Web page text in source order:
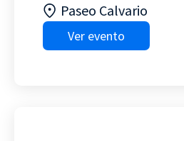
Paseo Calvario
Ver evento